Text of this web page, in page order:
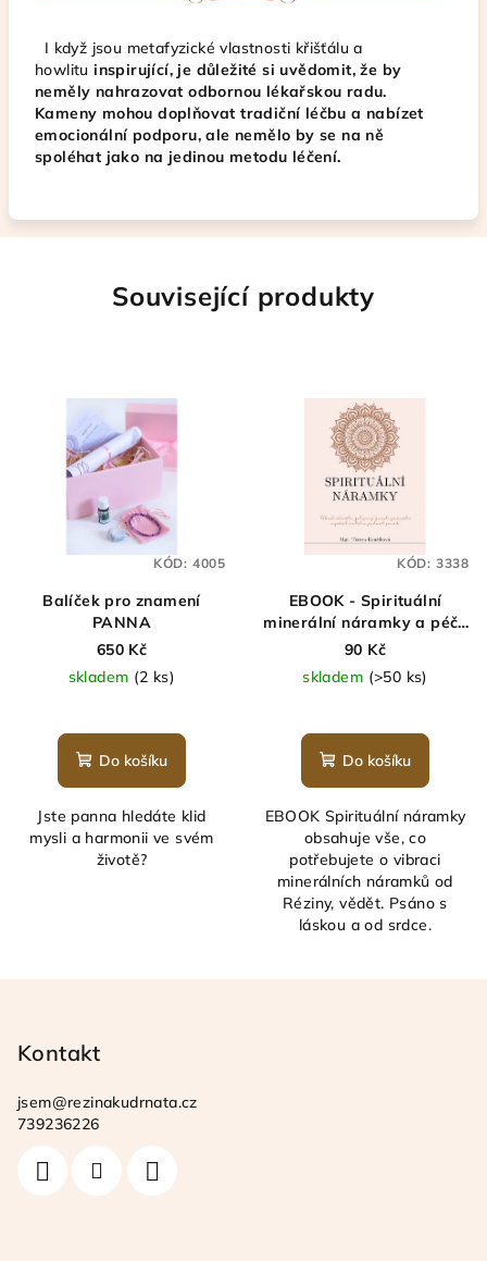
I když jsou metafyzické vlastnosti křišťálu a
howlituinspirující, je důležité si uvědomit, že by
neměly nahrazovat odbornou lékařskou radu.
Kameny mohou doplňovat tradiční léčbu a nabízet
emocionální podporu, ale nemělo by se na ně
spoléhat jako na jedinou metodu léčení.
Související produkty
Balíček pro znamení
PANNA
650 Kč
skladem (2 ks)
hodnocení
produktu
z
5
hvězdiček.
Do košíku
Jste panna hledáte klid
mysli a harmonii ve svém
životě?
KÓD: 4005
EBOOK - Spirituální
minerální náramky a péče
o ně
90 Kč
skladem (>50 ks)
Do košíku
EBOOK Spirituální náramky
obsahuje vše, co
potřebujete o vibraci
minerálních náramků od
Réziny, vědět. Psáno s
láskou a od srdce.
KÓD: 3338
Kontakt
jsem@rezinakudrnata.cz
739236226